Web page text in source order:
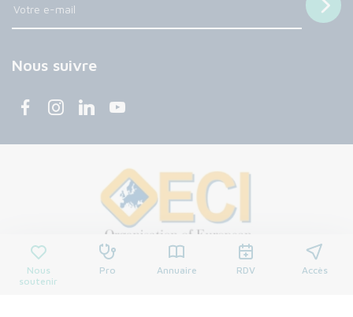
Nous
soutenir
Pro Annuaire RDV Accès
Nous suivre